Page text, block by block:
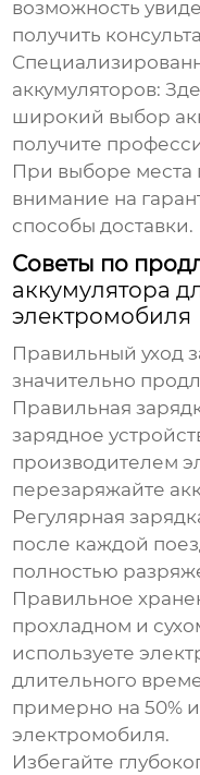
возможность
получить
аккумуляторов:
широкий выбор
получите
При выборе места
внимание на
способы доставки.
Советы по
аккумулятора
электромобиля
Правильный уход
значительно
Правильная
зарядное
производителем
перезаряжайте
Регулярная
после каждой
полностью
Правильное
прохладном и
используете
длительного
примерно на 50%
электромобиля.
Избегайте